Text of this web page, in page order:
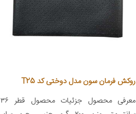
روکش فرمان سون مدل دوختی کد T25
معرفی محصول جزئیات محصول قطر ۳۶